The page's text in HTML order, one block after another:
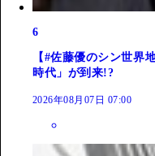
6
【#佐藤優のシン世界
時代」が到来!?
2026年08月07日 07:00